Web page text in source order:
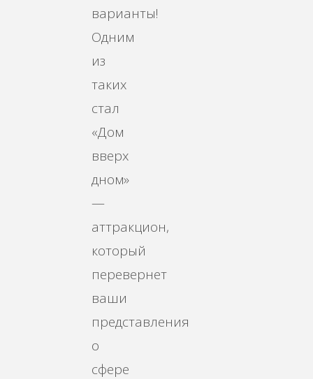
варианты!
Одним
из
таких
стал
«Дом
вверх
дном»
—
аттракцион,
который
перевернет
ваши
представления
о
сфере